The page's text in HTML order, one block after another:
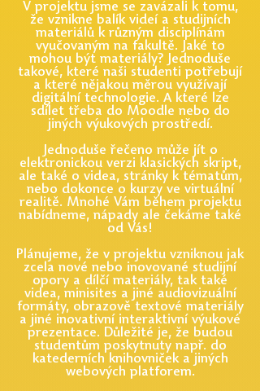
V projektu jsme se zavázali k tomu,
že vznikne balík videí a studijních
materiálů k různým disciplínám
vyučovaným na fakultě. Jaké to
mohou být materiály? Jednoduše
takové, které naši studenti potřebují
a které nějakou měrou využívají
digitální technologie. A které lze
sdílet třeba do Moodle nebo do
jiných výukových prostředí.
Jednoduše řečeno může jít o
elektronickou verzi klasických skript,
ale také o videa, stránky k tématům,
nebo dokonce o kurzy ve virtuální
realitě. Mnohé Vám během projektu
nabídneme, nápady ale čekáme také
od Vás!
Plánujeme, že v projektu vzniknou jak
zcela nové nebo inovované studijní
opory a dílčí materiály, tak také
videa, minisites a jiné audiovizuální
formáty, obrazově textové materiály
a jiné inovativní interaktivní výukové
prezentace. Důležité je, že budou
studentům poskytnuty např. do
katederních knihovniček a jiných
webových platforem.